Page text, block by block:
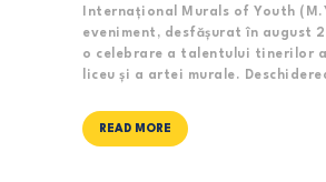
Internațional Murals of Youth
eveniment, desfășurat în august
o celebrare a talentului tinerilor
liceu și a artei murale.
READ MORE